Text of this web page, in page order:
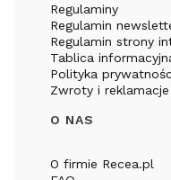
Regulaminy
Regulamin
Regulamin strony
Tablica
Polityka
Zwroty i reklamacje
O NAS
O firmie Recea.pl